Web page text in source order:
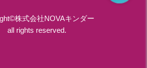
株式会社NOVAキンダー
all rights reserved.